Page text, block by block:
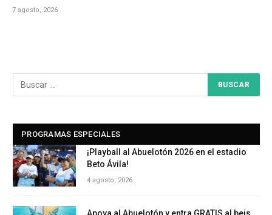
7 agosto, 2026
PROGRAMAS ESPECIALES
¡Playball al Abuelotón 2026 en el estadio
Beto Ávila!
4 agosto, 2026